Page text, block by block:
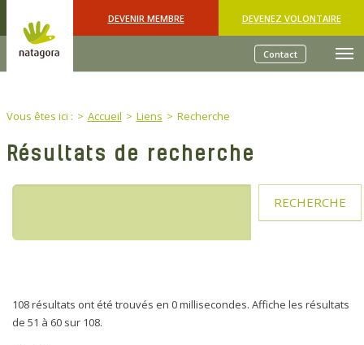
DEVENIR MEMBRE DEVENEZ VOLONTAIRE
Contact
You are here:
Vous êtes ici : Accueil Liens Recherche
Résultats de recherche
RECHERCHE
108 résultats ont été trouvés en 0 millisecondes. Affiche les résultats
de 51 à 60 sur 108.